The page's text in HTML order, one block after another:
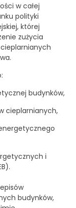
w całej
polityki
której
zużycia
budynków,
cieplarnianych,
i
budynków,